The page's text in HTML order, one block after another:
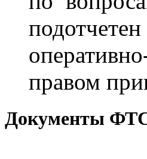
правом
Документы